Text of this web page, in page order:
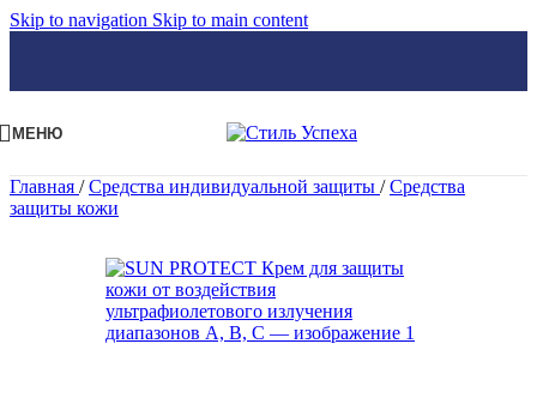
Skip to navigation Skip to main content
МЕНЮ
Главная / Средства индивидуальной защиты / Средства
защиты кожи